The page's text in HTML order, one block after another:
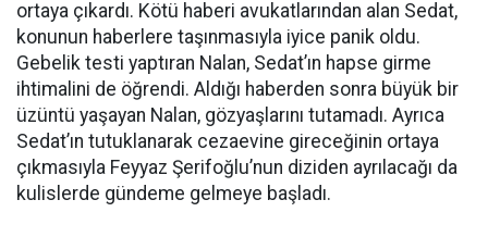
ortaya çıkardı. Kötü haberi avukatlarından alan Sedat,
konunun haberlere taşınmasıyla iyice panik oldu.
Gebelik testi yaptıran Nalan, Sedat’ın hapse girme
ihtimalini de öğrendi. Aldığı haberden sonra büyük bir
üzüntü yaşayan Nalan, gözyaşlarını tutamadı. Ayrıca
Sedat’ın tutuklanarak cezaevine gireceğinin ortaya
çıkmasıyla Feyyaz Şerifoğlu’nun diziden ayrılacağı da
kulislerde gündeme gelmeye başladı.